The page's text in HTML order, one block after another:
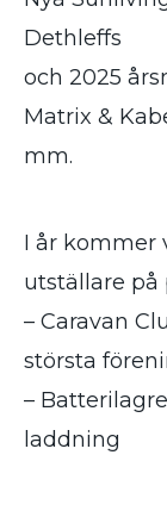
Dethleffs
och 2025
Matrix &
mm.
I år kommer
utställare på
– Caravan
största
–
laddning